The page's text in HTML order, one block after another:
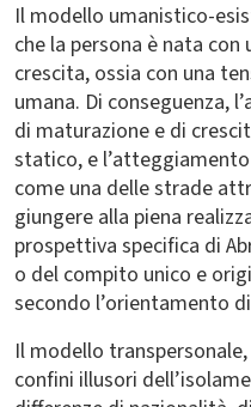
Il modello umanistico-
che la persona è nata
crescita, ossia con una
umana. Di conseguenza,
di maturazione e di
statico, e
come una delle strade
giungere alla piena
prospettiva specifica di
o del compito unico e
secondo l’orientamento
Il modello
confini illusori